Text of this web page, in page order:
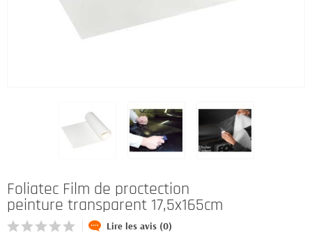
Foliatec Film de proctection
peinture transparent 17,5x165cm
Lire les avis (0)